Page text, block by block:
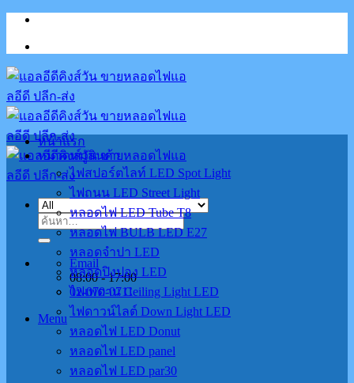
Skip
content
ค้นหา:
Email
08:00 - 17:00
02-070-0711
Menu
หน้าแรก
หมวดหมู่สินค้า
ไฟสปอร์ตไลท์ LED Spot Light
ไฟถนน LED Street Light
หลอดไฟ LED Tube T8
หลอดไฟ BULB LED E27
หลอดจำปา LED
หลอดปิงปอง LED
ไฟเพดาน Ceiling Light LED
ไฟดาวน์ไลต์ Down Light LED
หลอดไฟ LED Donut
หลอดไฟ LED panel
หลอดไฟ LED par30